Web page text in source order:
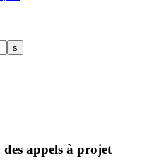
des appels à projet